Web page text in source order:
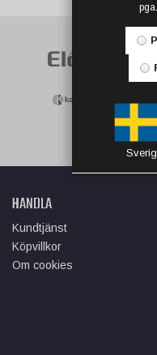
HANDLA
Kundtjänst
Köpvillkor
Om cookies